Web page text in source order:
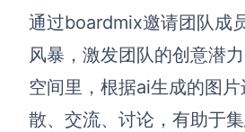
通过boardmix邀请团队成
风暴，激发团队的创意潜力
空间里，根据ai生成的图
散、交流、讨论，有助于